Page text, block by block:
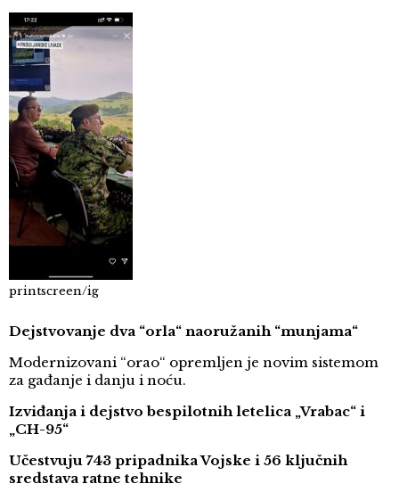
printscreen/ig
Dejstvovanje dva “orla“ naoružanih “munjama“
Modernizovani “orao“ opremljen je novim sistemom
za gađanje i danju i noću.
Izviđanja i dejstvo bespilotnih letelica „Vrabac“ i
„CH-95“
Učestvuju 743 pripadnika Vojske i 56 ključnih
sredstava ratne tehnike